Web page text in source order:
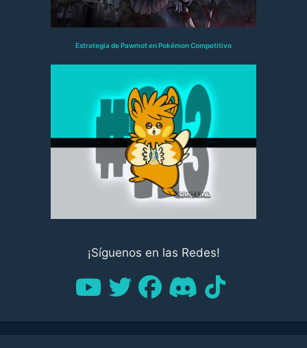
Estrategia de Pawmot en Pokémon Competitivo
¡Síguenos en las Redes!